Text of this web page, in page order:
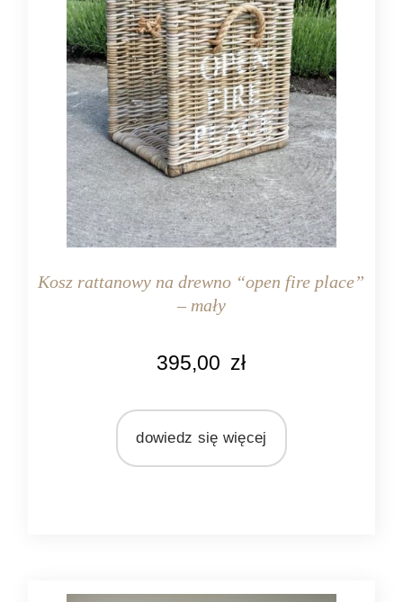
Kosz rattanowy na drewno “open fire place”
– mały
395,00 zł
dowiedz się więcej